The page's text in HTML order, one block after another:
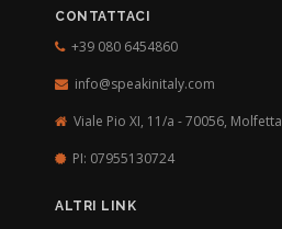
CONTATTACI
+39 080 6454860
info@speakinitaly.com
Viale Pio XI, 11/a - 70056,
PI: 07955130724
ALTRI LINK